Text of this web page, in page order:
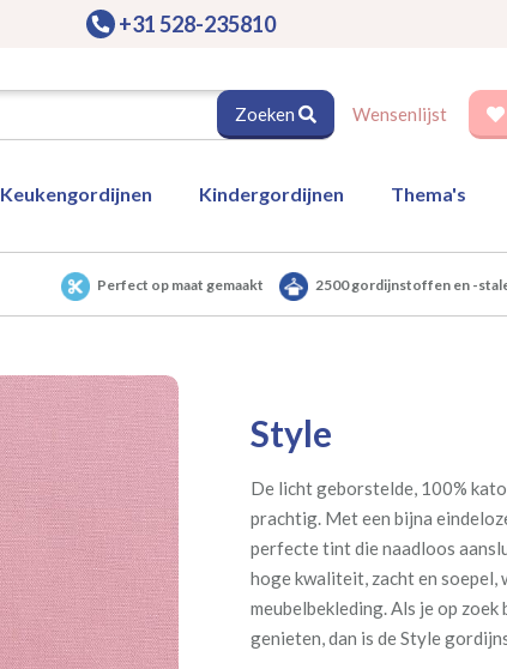
+31 528-235810
Zoeken Wensenlijst
Keukengordijnen Kindergordijnen Thema's
Perfect op maat gemaakt 2500 gordijnstoffen en -
Style
De licht geborstelde, 100%
prachtig. Met een bijna
perfecte tint die naadloos
hoge kwaliteit, zacht en
meubelbekleding. Als je op
genieten, dan is de Style